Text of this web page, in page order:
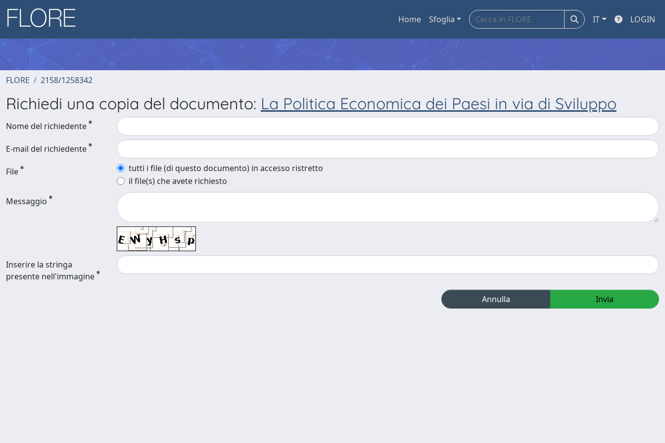
Home Sfoglia IT LOGIN
FLORE 2158/1258342
Richiedi una copia del documento: La Politica Economica dei Paesi in via di Sviluppo
Nome del richiedente
E-mail del richiedente
File
tutti i file (di questo documento) in accesso ristretto
il file(s) che avete richiesto
Messaggio
Inserire la stringa
presente nell'immagine
Annulla Invia